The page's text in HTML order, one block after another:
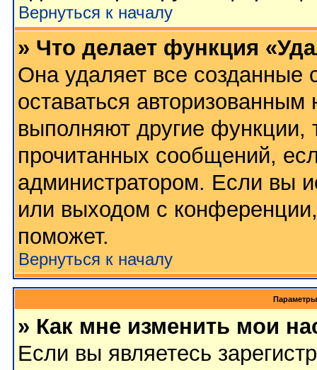
Вернуться к началу
» Что делает функция
Она удаляет все созданные
оставаться
выполняют другие функции,
прочитанных сообщений,
администратором. Если вы
или выходом с
поможет.
Вернуться к началу
Параметры
» Как мне изменить мои
Если вы являетесь